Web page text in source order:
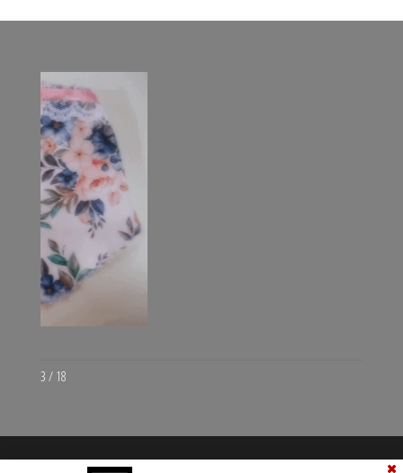
3 / 18
Orgulhosamente mantido comWordPress|Theme by: